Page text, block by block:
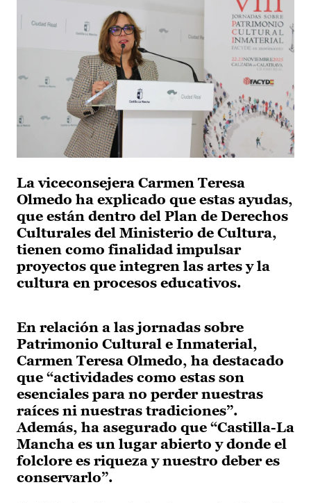
La viceconsejera Carmen Teresa
Olmedo ha explicado que estas ayudas,
que están dentro del Plan de Derechos
Culturales del Ministerio de Cultura,
tienen como finalidad impulsar
proyectos que integren las artes y la
cultura en procesos educativos.
En relación a las jornadas sobre
Patrimonio Cultural e Inmaterial,
Carmen Teresa Olmedo, ha destacado
que “actividades como estas son
esenciales para no perder nuestras
raíces ni nuestras tradiciones”.
Además, ha asegurado que “Castilla-La
Mancha es un lugar abierto y donde el
folclore es riqueza y nuestro deber es
conservarlo”.